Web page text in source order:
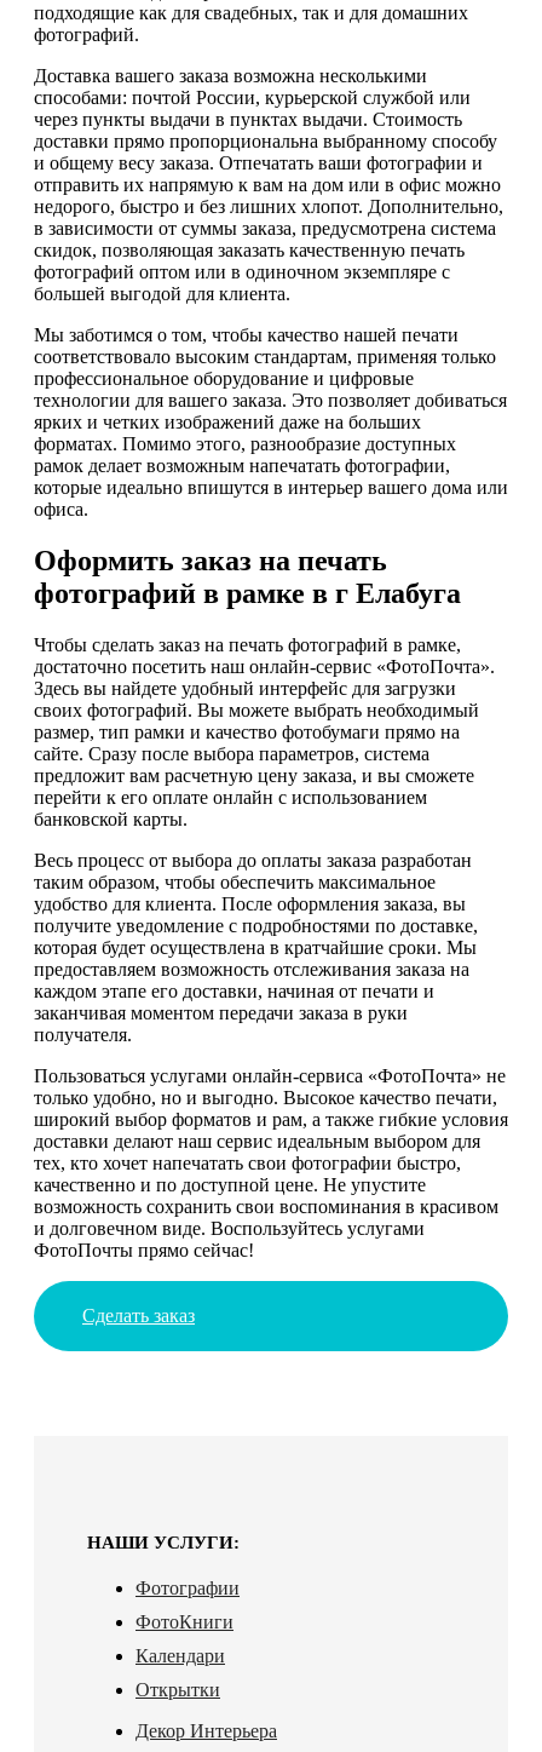
подходящие как для свадебных, так и для домашних
фотографий.
Доставка вашего заказа возможна несколькими
способами: почтой России, курьерской службой или
через пункты выдачи в пунктах выдачи. Стоимость
доставки прямо пропорциональна выбранному способу
и общему весу заказа. Отпечатать ваши фотографии и
отправить их напрямую к вам на дом или в офис можно
недорого, быстро и без лишних хлопот. Дополнительно,
в зависимости от суммы заказа, предусмотрена система
скидок, позволяющая заказать качественную печать
фотографий оптом или в одиночном экземпляре с
большей выгодой для клиента.
Мы заботимся о том, чтобы качество нашей печати
соответствовало высоким стандартам, применяя только
профессиональное оборудование и цифровые
технологии для вашего заказа. Это позволяет добиваться
ярких и четких изображений даже на больших
форматах. Помимо этого, разнообразие доступных
рамок делает возможным напечатать фотографии,
которые идеально впишутся в интерьер вашего дома или
офиса.
Оформить заказ на печать
фотографий в рамке в г Елабуга
Чтобы сделать заказ на печать фотографий в рамке,
достаточно посетить наш онлайн-сервис «ФотоПочта».
Здесь вы найдете удобный интерфейс для загрузки
своих фотографий. Вы можете выбрать необходимый
размер, тип рамки и качество фотобумаги прямо на
сайте. Сразу после выбора параметров, система
предложит вам расчетную цену заказа, и вы сможете
перейти к его оплате онлайн с использованием
банковской карты.
Весь процесс от выбора до оплаты заказа разработан
таким образом, чтобы обеспечить максимальное
удобство для клиента. После оформления заказа, вы
получите уведомление с подробностями по доставке,
которая будет осуществлена в кратчайшие сроки. Мы
предоставляем возможность отслеживания заказа на
каждом этапе его доставки, начиная от печати и
заканчивая моментом передачи заказа в руки
получателя.
Пользоваться услугами онлайн-сервиса «ФотоПочта» не
только удобно, но и выгодно. Высокое качество печати,
широкий выбор форматов и рам, а также гибкие условия
доставки делают наш сервис идеальным выбором для
тех, кто хочет напечатать свои фотографии быстро,
качественно и по доступной цене. Не упустите
возможность сохранить свои воспоминания в красивом
и долговечном виде. Воспользуйтесь услугами
ФотоПочты прямо сейчас!
Сделать заказ
НАШИ УСЛУГИ:
Фотографии
ФотоКниги
Календари
Открытки
Декор Интерьера